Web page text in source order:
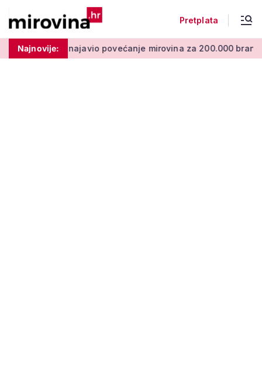
Pretplata
Najnovije:
povećanje mirovina za 200.000 branitelja: Zakon u